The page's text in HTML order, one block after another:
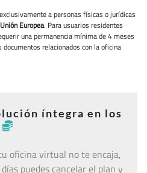
a personas físicas o jurídicas
Europea. Para usuarios residentes
una permanencia mínima de 4 meses
relacionados con la oficina
íntegra en los
oficina virtual no te encaja,
puedes cancelar el plan y